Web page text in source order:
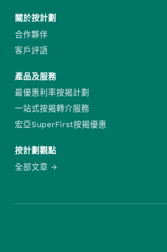
關於按計劃
合作夥伴
客戶評語
產品及服務
最優惠利率按揭計劃
一站式按揭轉介服務
宏亞SuperFirst按揭優惠
按計劃觀點
全部文章